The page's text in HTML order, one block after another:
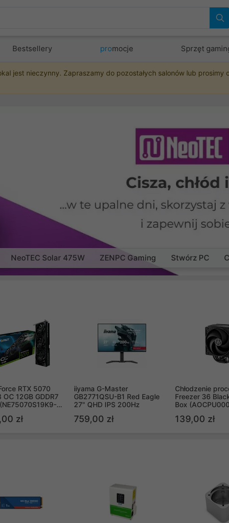
Bestsellery promocje Sprzęt
jest nieczynny. Zapraszamy do pozostałych salonów lub
NeoTEC Solar 475W ZENPC Gaming Stwórz PC
RTX 5070
12GB GDDR7
zł
iiyama G-Master
GB2771QSU-B1 Red Eagle
27" QHD IPS 200Hz
759,00 zł
Chłodzenie
Freezer 36
Box
139,00 zł